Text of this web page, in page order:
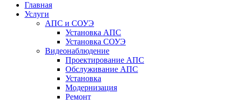
Главная
Услуги
АПС и СОУЭ
Установка АПС
Установка СОУЭ
Видеонаблюдение
Проектирование АПС
Обслуживание АПС
Установка
Модернизация
Ремонт